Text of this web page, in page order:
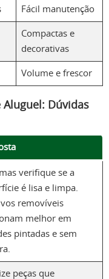
Fácil manutenção
Compactas e
decorativas
Volume e frescor
Aluguel: Dúvidas
verifique se a
é lisa e limpa.
removíveis
melhor em
pintadas e sem
peças que